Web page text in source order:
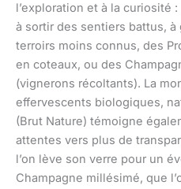
l’exploration et à la curiosité
à sortir des sentiers battus,
terroirs moins connus, des
en coteaux, ou des
(vignerons récoltants). La
effervescents biologiques,
(Brut Nature) témoigne
attentes vers plus de
l’on lève son verre pour un
Champagne millésimé, que